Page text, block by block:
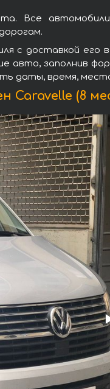
Все
с доставкой
авто, заполнив
даты, время,
Caravelle (8